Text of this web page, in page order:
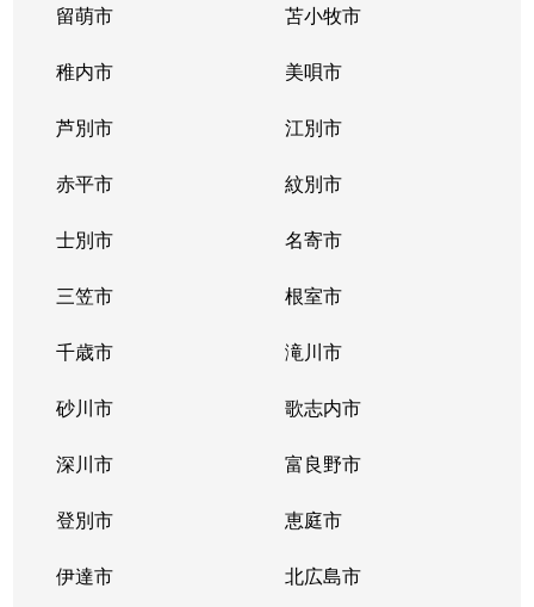
北３９条東
麻生
北３９条東
栄町(札幌)
北３９条東
栄町(札幌)
北４０条東
栄町(札幌)
北４０条東
栄町(札幌)
北４１条東
麻生
北４２条東
栄町(札幌)
北４３条東
栄町(札幌)
北４３条東
栄町(札幌)
北４６条東
栄町(札幌)
北４６条東
栄町(札幌)
留萌市 苫小牧市
稚内市 美唄市
芦別市 江別市
赤平市 紋別市
士別市 名寄市
三笠市 根室市
千歳市 滝川市
砂川市 歌志内市
深川市 富良野市
登別市 恵庭市
伊達市 北広島市